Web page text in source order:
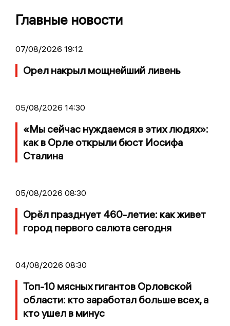
Главные новости
07/08/2026 19:12
Орел накрыл мощнейший ливень
05/08/2026 14:30
«Мы сейчас нуждаемся в этих людях»:
как в Орле открыли бюст Иосифа
Сталина
05/08/2026 08:30
Орёл празднует 460-летие: как живет
город первого салюта сегодня
04/08/2026 08:30
Топ-10 мясных гигантов Орловской
области: кто заработал больше всех, а
кто ушел в минус